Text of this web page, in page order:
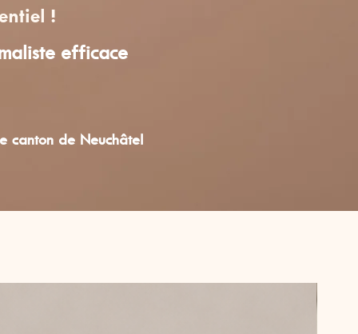
!
efficace
canton de Neuchâtel